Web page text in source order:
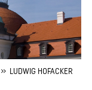
» LUDWIG HOFACKER